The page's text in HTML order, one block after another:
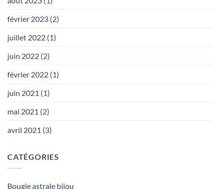
février 2023 (2)
juillet 2022 (1)
juin 2022 (2)
février 2022 (1)
juin 2021 (1)
mai 2021 (2)
avril 2021 (3)
CATÉGORIES
Bougie astrale bijou